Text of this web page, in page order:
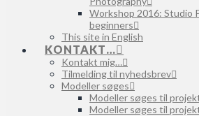
Workshop 2016: Studio
beginners
This site in English
KONTAKT…
Kontakt mig…
Tilmelding til nyhedsbrev
Modeller søges
Modeller søges til
Modeller søges til